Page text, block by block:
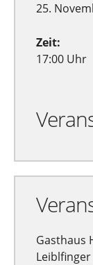
25.
Zeit:
17:00 Uhr
Gasthaus